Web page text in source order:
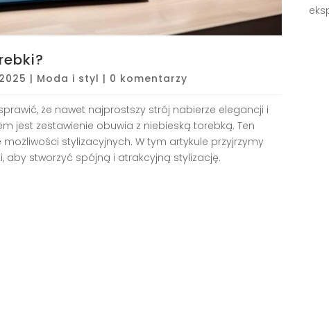
| Moda i styl | 0 komentarzy
że nawet najprostszy strój nabierze elegancji i
jest zestawienie obuwia z niebieską torebką. Ten
stylizacyjnych. W tym artykule przyjrzymy
aby stworzyć spójną i atrakcyjną stylizację.